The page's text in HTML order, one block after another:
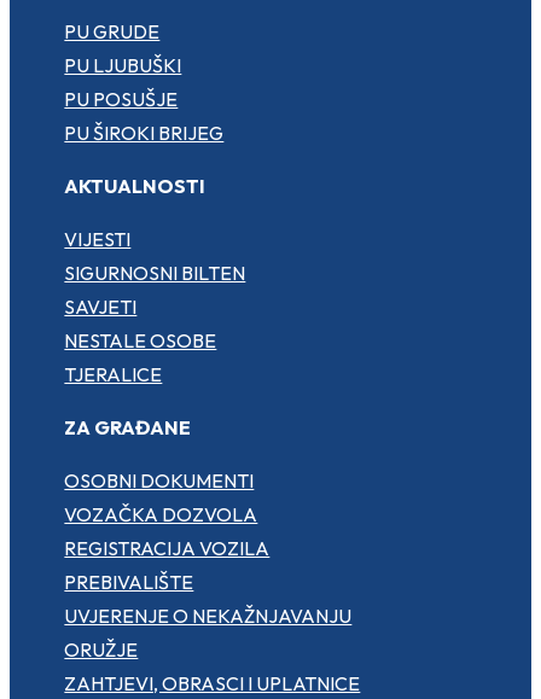
PU GRUDE
PU LJUBUŠKI
PU POSUŠJE
PU ŠIROKI BRIJEG
AKTUALNOSTI
VIJESTI
SIGURNOSNI BILTEN
SAVJETI
NESTALE OSOBE
TJERALICE
ZA GRAĐANE
OSOBNI DOKUMENTI
VOZAČKA DOZVOLA
REGISTRACIJA VOZILA
PREBIVALIŠTE
UVJERENJE O NEKAŽNJAVANJU
ORUŽJE
ZAHTJEVI, OBRASCI I UPLATNICE